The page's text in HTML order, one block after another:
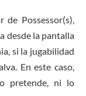
Possessor(s),
desde la pantalla
si la jugabilidad
En este caso,
pretende, ni lo